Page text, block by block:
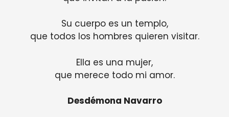
Su cuerpo es un templo,
que todos los hombres quieren visitar.
Ella es una mujer,
que merece todo mi amor.
Desdémona Navarro